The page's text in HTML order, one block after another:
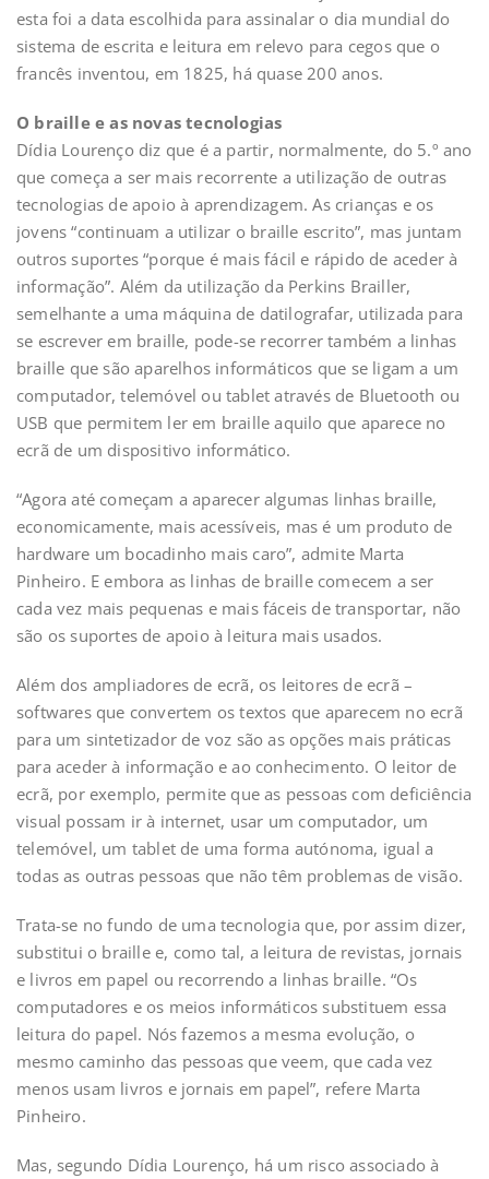
esta foi a data escolhida para assinalar o dia mundial do
sistema de escrita e leitura em relevo para cegos que o
francês inventou, em 1825, há quase 200 anos.
O braille e as novas tecnologias
Dídia Lourenço diz que é a partir, normalmente, do 5.º ano
que começa a ser mais recorrente a utilização de outras
tecnologias de apoio à aprendizagem. As crianças e os
jovens “continuam a utilizar o braille escrito”, mas juntam
outros suportes “porque é mais fácil e rápido de aceder à
informação”. Além da utilização da Perkins Brailler,
semelhante a uma máquina de datilografar, utilizada para
se escrever em braille, pode-se recorrer também a linhas
braille que são aparelhos informáticos que se ligam a um
computador, telemóvel ou tablet através de Bluetooth ou
USB que permitem ler em braille aquilo que aparece no
ecrã de um dispositivo informático.
“Agora até começam a aparecer algumas linhas braille,
economicamente, mais acessíveis, mas é um produto de
hardware um bocadinho mais caro”, admite Marta
Pinheiro. E embora as linhas de braille comecem a ser
cada vez mais pequenas e mais fáceis de transportar, não
são os suportes de apoio à leitura mais usados.
Além dos ampliadores de ecrã, os leitores de ecrã –
softwares que convertem os textos que aparecem no ecrã
para um sintetizador de voz são as opções mais práticas
para aceder à informação e ao conhecimento. O leitor de
ecrã, por exemplo, permite que as pessoas com deficiência
visual possam ir à internet, usar um computador, um
telemóvel, um tablet de uma forma autónoma, igual a
todas as outras pessoas que não têm problemas de visão.
Trata-se no fundo de uma tecnologia que, por assim dizer,
substitui o braille e, como tal, a leitura de revistas, jornais
e livros em papel ou recorrendo a linhas braille. “Os
computadores e os meios informáticos substituem essa
leitura do papel. Nós fazemos a mesma evolução, o
mesmo caminho das pessoas que veem, que cada vez
menos usam livros e jornais em papel”, refere Marta
Pinheiro.
Mas, segundo Dídia Lourenço, há um risco associado à